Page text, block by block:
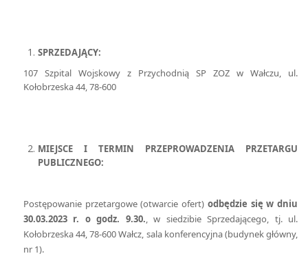
SPRZEDAJĄCY:
107 Szpital Wojskowy z Przychodnią SP ZOZ w Wałczu, ul.
Kołobrzeska 44, 78-600
MIEJSCE I TERMIN PRZEPROWADZENIA PRZETARGU
PUBLICZNEGO:
Postępowanie przetargowe (otwarcie ofert) odbędzie się w dniu
30.03.2023 r. o godz. 9.30., w siedzibie Sprzedającego, tj. ul.
Kołobrzeska 44, 78-600 Wałcz, sala konferencyjna (budynek główny,
nr 1).